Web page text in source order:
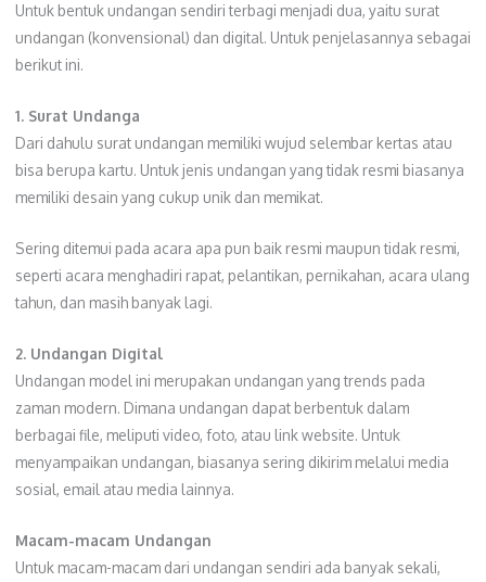
Untuk bentuk undangan sendiri terbagi menjadi dua, yaitu surat
undangan (konvensional) dan digital. Untuk penjelasannya sebagai
berikut ini.
1. Surat Undanga
Dari dahulu surat undangan memiliki wujud selembar kertas atau
bisa berupa kartu. Untuk jenis undangan yang tidak resmi biasanya
memiliki desain yang cukup unik dan memikat.
Sering ditemui pada acara apa pun baik resmi maupun tidak resmi,
seperti acara menghadiri rapat, pelantikan, pernikahan, acara ulang
tahun, dan masih banyak lagi.
2. Undangan Digital
Undangan model ini merupakan undangan yang trends pada
zaman modern. Dimana undangan dapat berbentuk dalam
berbagai file, meliputi video, foto, atau link website. Untuk
menyampaikan undangan, biasanya sering dikirim melalui media
sosial, email atau media lainnya.
Macam-macam Undangan
Untuk macam-macam dari undangan sendiri ada banyak sekali,